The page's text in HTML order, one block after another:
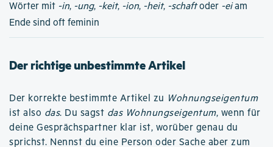
Wörter mit -in, -ung, -keit, -ion, -heit, -schaftoder -eiam
Ende sind oft feminin
Der richtige unbestimmte Artikel
Der korrekte bestimmte Artikel zu Wohnungseigentum
ist also das. Du sagst das Wohnungseigentum, wenn für
deine Gesprächspartner klar ist, worüber genau du
sprichst. Nennst du eine Person oder Sache aber zum